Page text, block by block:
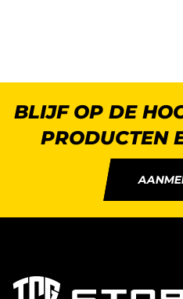
BLIJF OP DE
PRODUCTEN